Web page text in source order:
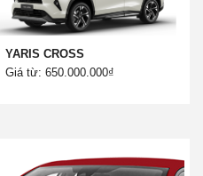
YARIS CROSS
Giá từ: 650.000.000₫